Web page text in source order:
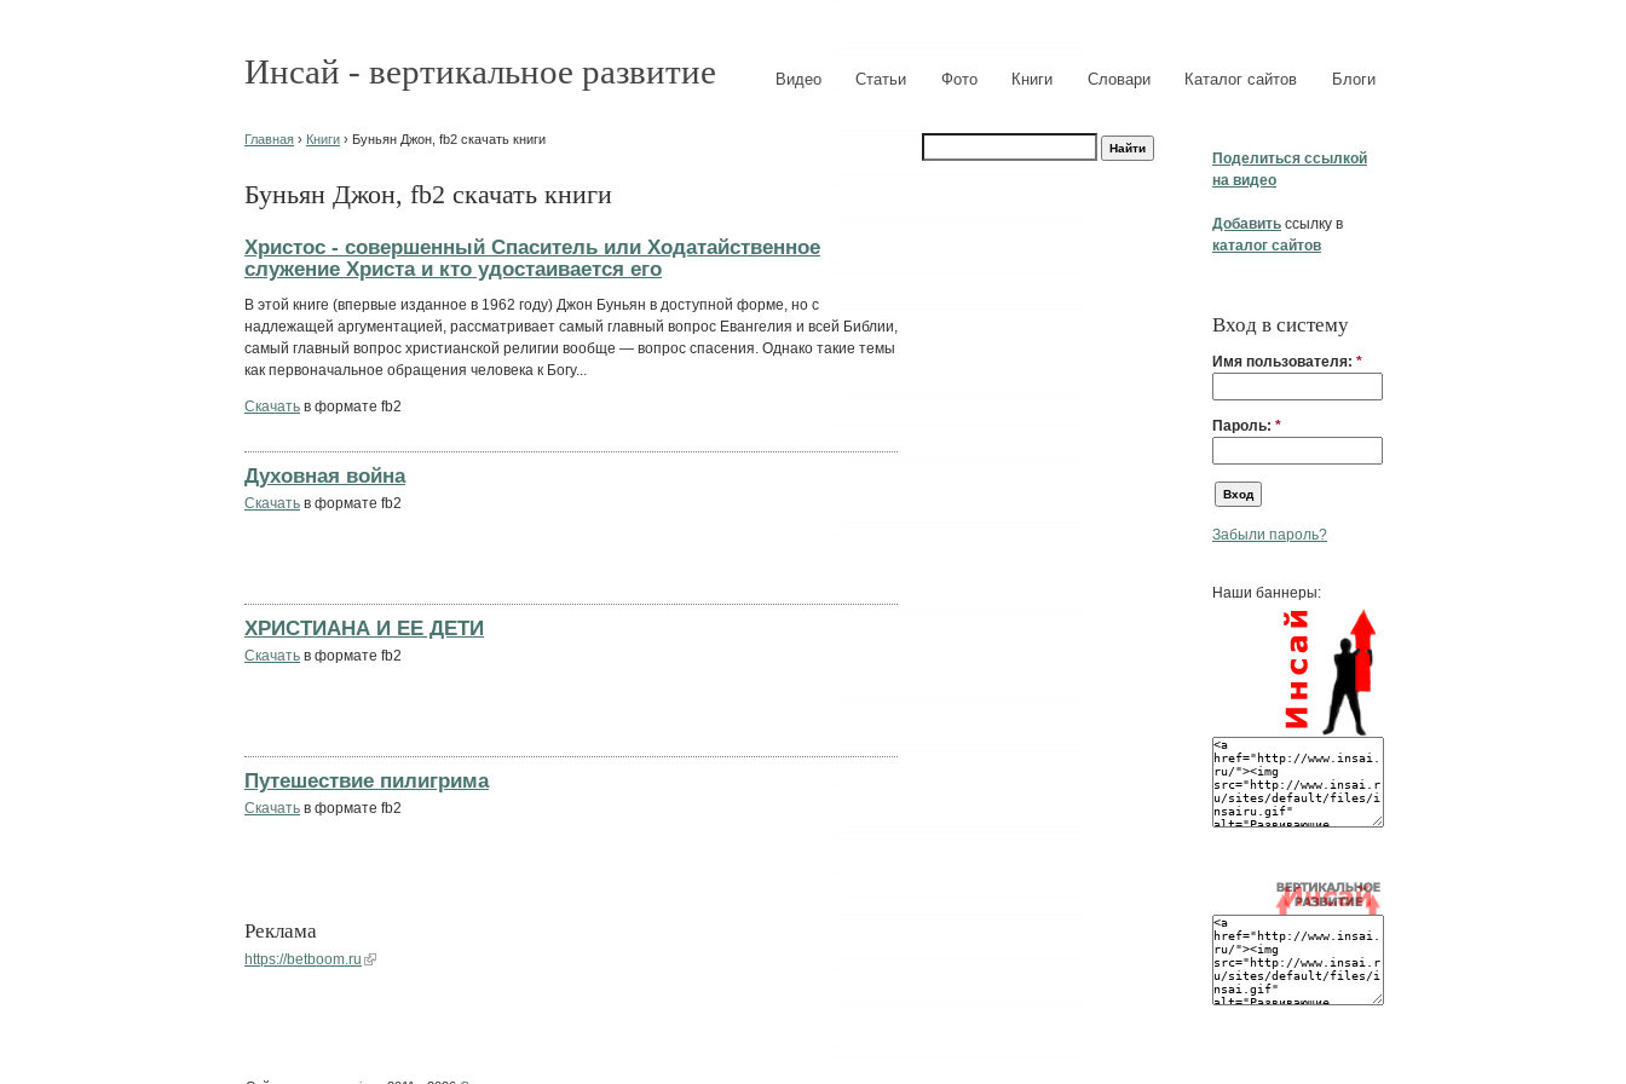
Инсай - вертикальное развитие Видео Статьи Фото Книги Словари Каталог сайтов Блоги
Поделиться ссылкой
на видео
Добавить ссылку в
каталог сайтов
Вход в систему
Имя пользователя: *
Пароль: *
Забыли пароль?
Наши баннеры:
Главная › Книги › Буньян Джон, fb2 скачать книги
Буньян Джон, fb2 скачать книги
Христос - совершенный Спаситель или Ходатайственное
служение Христа и кто удостаивается его
В этой книге (впервые изданное в 1962 году) Джон Буньян в доступной форме, но с
надлежащей аргументацией, рассматривает самый главный вопрос Евангелия и всей Библии,
самый главный вопрос христианской религии вообще — вопрос спасения. Однако такие темы
как первоначальное обращения человека к Богу...
Скачать в формате fb2
Духовная война
Скачать в формате fb2
ХРИСТИАНА И ЕЕ ДЕТИ
Скачать в формате fb2
Путешествие пилигрима
Скачать в формате fb2
Реклама
https://betboom.ru